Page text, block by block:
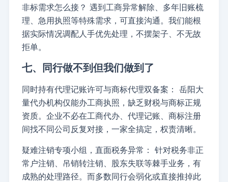
非标需求怎么接？ 遇到工商异常解除、多年旧账梳
理、急用执照等特殊需求，可直接沟通。我们能根
据实际情况调配人手优先处理，不摆架子、不无故
拒单。
七、同行做不到但我们做到了
同时持有代理记账许可与商标代理双备案： 岳阳大
量代办机构仅能办工商执照，缺乏财税与商标正规
资质。企业不必在工商代办、代理记账、商标注册
间找不同公司反复对接，一家全搞定，权责清晰。
疑难注销专项小组，直面税务异常： 针对税务非正
常户注销、吊销转注销、股东失联等棘手业务，有
成熟的处理路径。而多数同行会弱化或直接推掉此